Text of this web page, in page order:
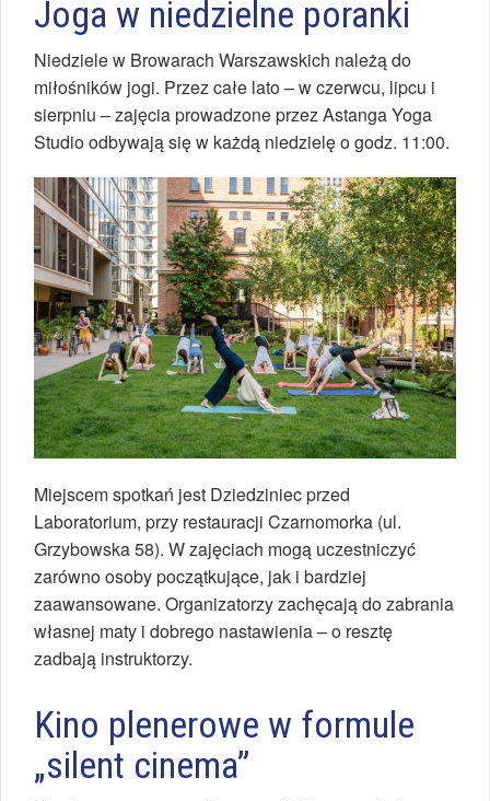
Joga w niedzielne poranki
Niedziele w Browarach Warszawskich należą do
miłośników jogi. Przez całe lato – w czerwcu, lipcu i
sierpniu – zajęcia prowadzone przez Astanga Yoga
Studio odbywają się w każdą niedzielę o godz. 11:00.
Miejscem spotkań jest Dziedziniec przed
Laboratorium, przy restauracji Czarnomorka (ul.
Grzybowska 58). W zajęciach mogą uczestniczyć
zarówno osoby początkujące, jak i bardziej
zaawansowane. Organizatorzy zachęcają do zabrania
własnej maty i dobrego nastawienia – o resztę
zadbają instruktorzy.
Kino plenerowe w formule
„silent cinema”